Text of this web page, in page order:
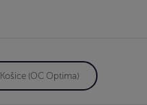
Košice (OC Optima)